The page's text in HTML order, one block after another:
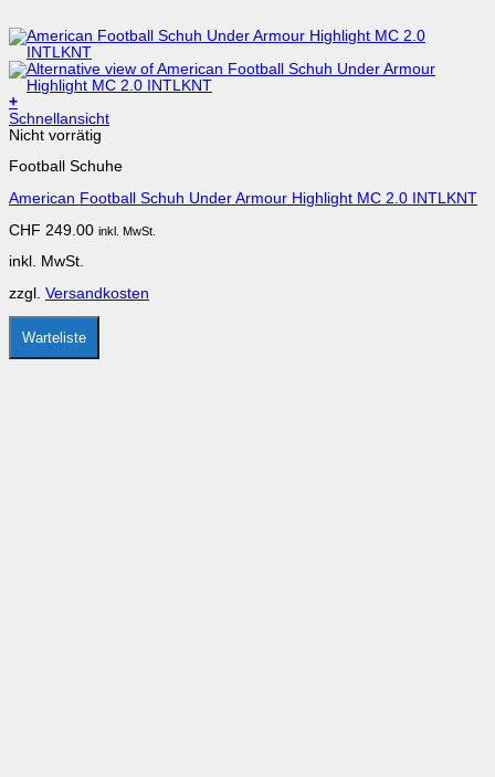
+
Dieses
Produkt
mehrere
auf.
Optionen
auf
Produktseite
gewählt
werden
Schnellansicht
Nicht vorrätig
Football Schuhe
American Football Schuh Under Armour Highlight MC 2.0 INTLKNT
CHF 249.00 inkl. MwSt.
inkl. MwSt.
zzgl. Versandkosten
Warteliste